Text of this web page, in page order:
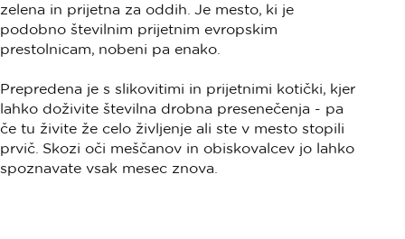
zelena in prijetna za oddih. Je mesto, ki je
podobno številnim prijetnim evropskim
prestolnicam, nobeni pa enako.
Prepredena je s slikovitimi in prijetnimi kotički, kjer
lahko doživite številna drobna presenečenja - pa
če tu živite že celo življenje ali ste v mesto stopili
prvič. Skozi oči meščanov in obiskovalcev jo lahko
spoznavate vsak mesec znova.